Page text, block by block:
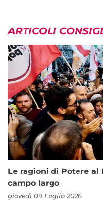
ARTICOLI
Le ragioni di Potere al
campo largo
giovedì 09 Luglio 2026